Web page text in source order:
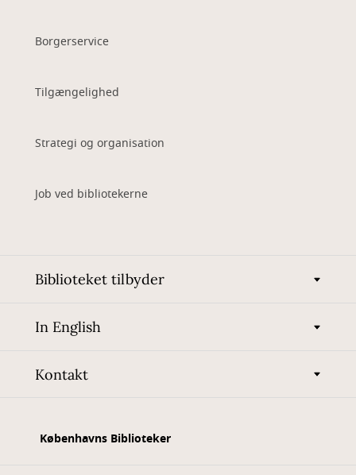
Borgerservice
Tilgængelighed
Strategi og organisation
Job ved bibliotekerne
Biblioteket tilbyder
In English
Kontakt
Københavns Biblioteker